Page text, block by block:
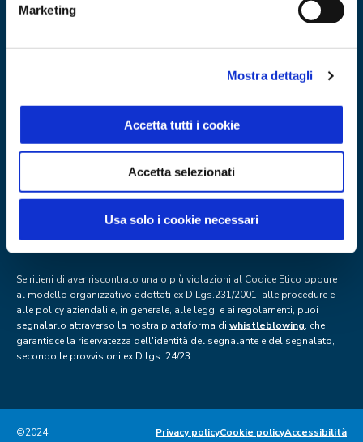
Marketing
Mostra dettagli
Accetta tutti i cookie
Accetta selezionati
Usa solo i cookie necessari
Dit - Distribuzione Italiana - Soc. Coop.
Via Paolo Nanni Costa, 30 – 40133
Bologna, Italia
– dit@pec.wmail.it
REA c/o C.C.I.A.A. di Bo n. 157706
C.F. P.IVA e ISCR. Reg. IMP. diBo n. 00290770379
Se ritieni di aver riscontrato una o più violazioni al Codice Etico oppure
al modello organizzativo adottati ex D.Lgs.231/2001, alle procedure e
alle policy aziendali e, in generale, alle leggi e ai regolamenti, puoi
segnalarlo attraverso la nostra piattaforma di whistleblowing, che
garantisce la riservatezza dell'identità del segnalante e del segnalato,
secondo le provvisioni ex D.lgs. 24/23.
©2024 Privacy policyCookie policyAccessibilità